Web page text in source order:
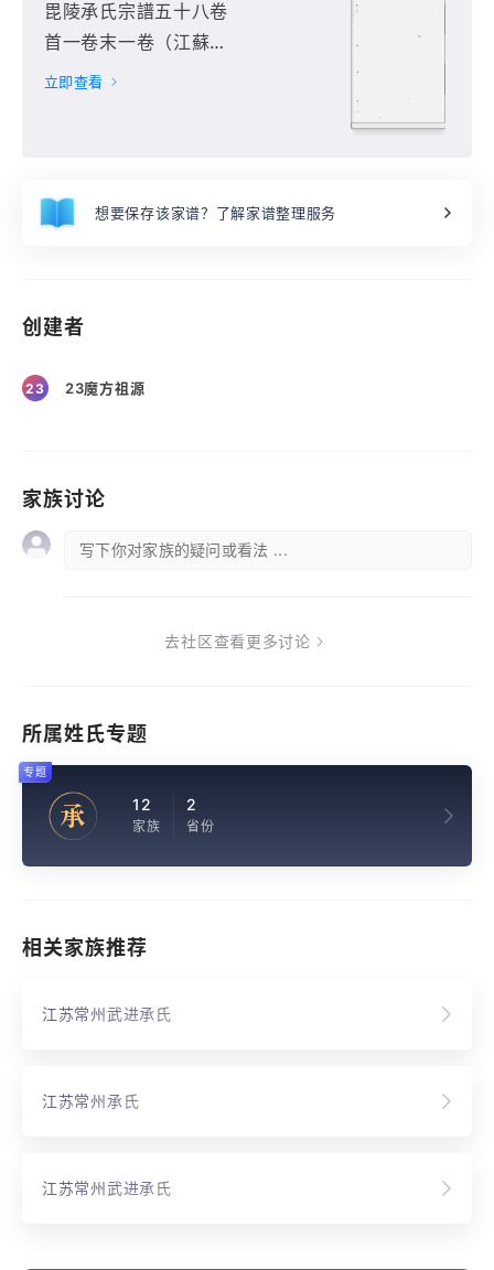
毘陵承氏宗譜五十八卷
首一卷末一卷（江蘇省
常州市）第1册
立即查看
想要保存该家谱？了解家谱整理服务
创建者
23 23魔方祖源
家族讨论
写下你对家族的疑问或看法 ...
去社区查看更多讨论
所属姓氏专题
承 12
家族
2
省份
专题
相关家族推荐
江苏常州武进承氏
江苏常州承氏
江苏常州武进承氏